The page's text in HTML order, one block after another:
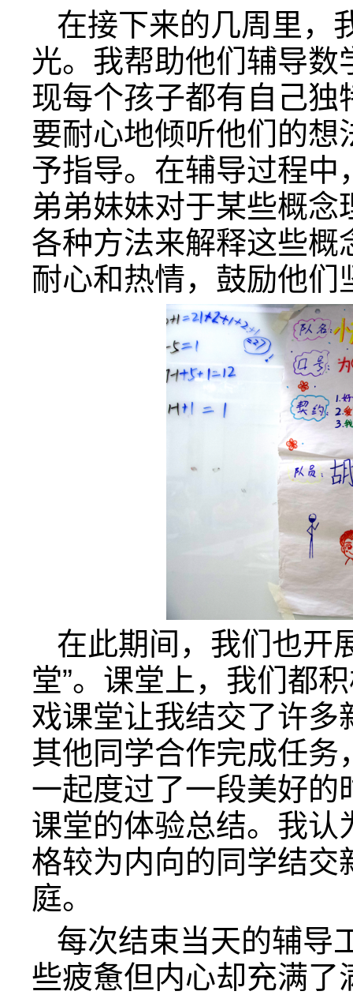
在接下来的几周里，
光。我帮助他们辅导
现每个孩子都有自己独
要耐心地倾听他们的
予指导。在辅导过程
弟弟妹妹对于某些概
各种方法来解释这些概
耐心和热情，鼓励他们
在此期间，我们也开
堂”。课堂上，我们都
戏课堂让我结交了许多
其他同学合作完成任
一起度过了一段美好的
课堂的体验总结。我认
格较为内向的同学结交
庭。
每次结束当天的辅导
些疲惫但内心却充满了